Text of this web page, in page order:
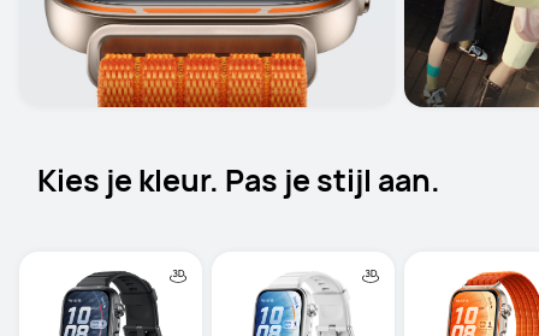
Kies je kleur. Pas je stijl aan.